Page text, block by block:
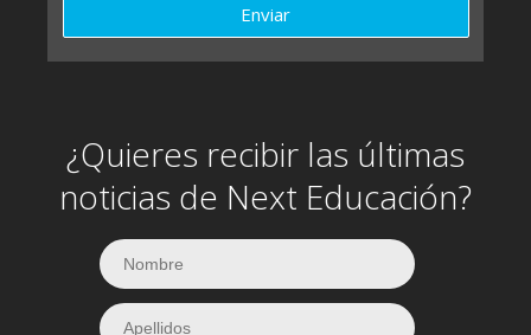
Enviar
¿Quieres recibir las últimas
noticias de Next Educación?